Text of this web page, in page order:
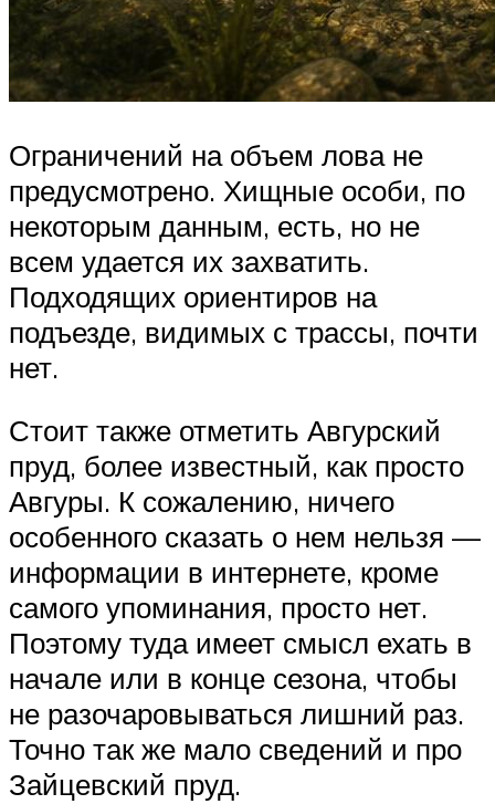
Ограничений на объем лова не
предусмотрено. Хищные особи, по
некоторым данным, есть, но не
всем удается их захватить.
Подходящих ориентиров на
подъезде, видимых с трассы, почти
нет.
Стоит также отметить Авгурский
пруд, более известный, как просто
Авгуры. К сожалению, ничего
особенного сказать о нем нельзя —
информации в интернете, кроме
самого упоминания, просто нет.
Поэтому туда имеет смысл ехать в
начале или в конце сезона, чтобы
не разочаровываться лишний раз.
Точно так же мало сведений и про
Зайцевский пруд.